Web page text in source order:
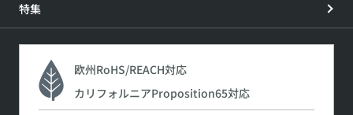
特集
欧州RoHS/REACH対応
カリフォルニアProposition65対応